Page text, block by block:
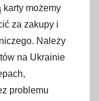
karty możemy
za zakupy i
Należy
na Ukrainie
problemu